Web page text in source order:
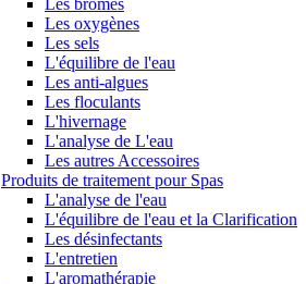
Les bromes
Les oxygènes
Les sels
L'équilibre de l'eau
Les anti-algues
Les floculants
L'hivernage
L'analyse de L'eau
Les autres Accessoires
Produits de traitement pour Spas
L'analyse de l'eau
L'équilibre de l'eau et la Clarification
Les désinfectants
L'entretien
L'aromathérapie